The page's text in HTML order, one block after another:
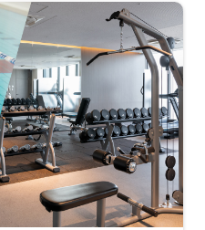
top
page.
However,
if
you
use
an
automatic